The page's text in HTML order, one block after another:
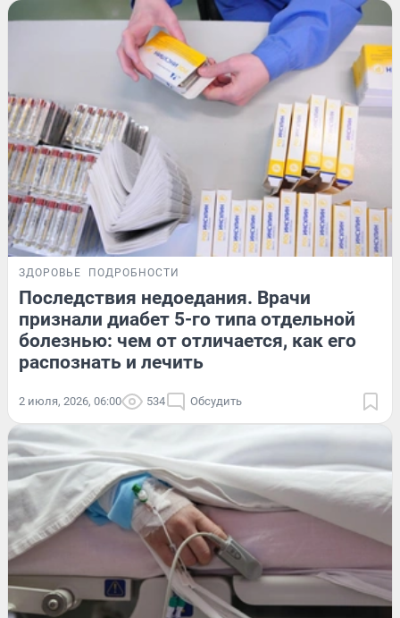
ЗДОРОВЬЕ ПОДРОБНОСТИ
Последствия недоедания. Врачи
признали диабет 5-го типа отдельной
болезнью: чем от отличается, как его
распознать и лечить
2 июля, 2026, 06:00 534 Обсудить